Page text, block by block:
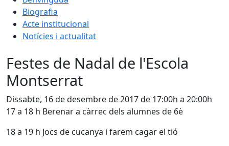
Biografia
Acte institucional
Notícies i actualitat
Festes de Nadal de l'Escola
Montserrat
Dissabte, 16 de desembre de 2017 de 17:00h a 20:00h
17 a 18 h Berenar a càrrec dels alumnes de 6è
18 a 19 h Jocs de cucanya i farem cagar el tió